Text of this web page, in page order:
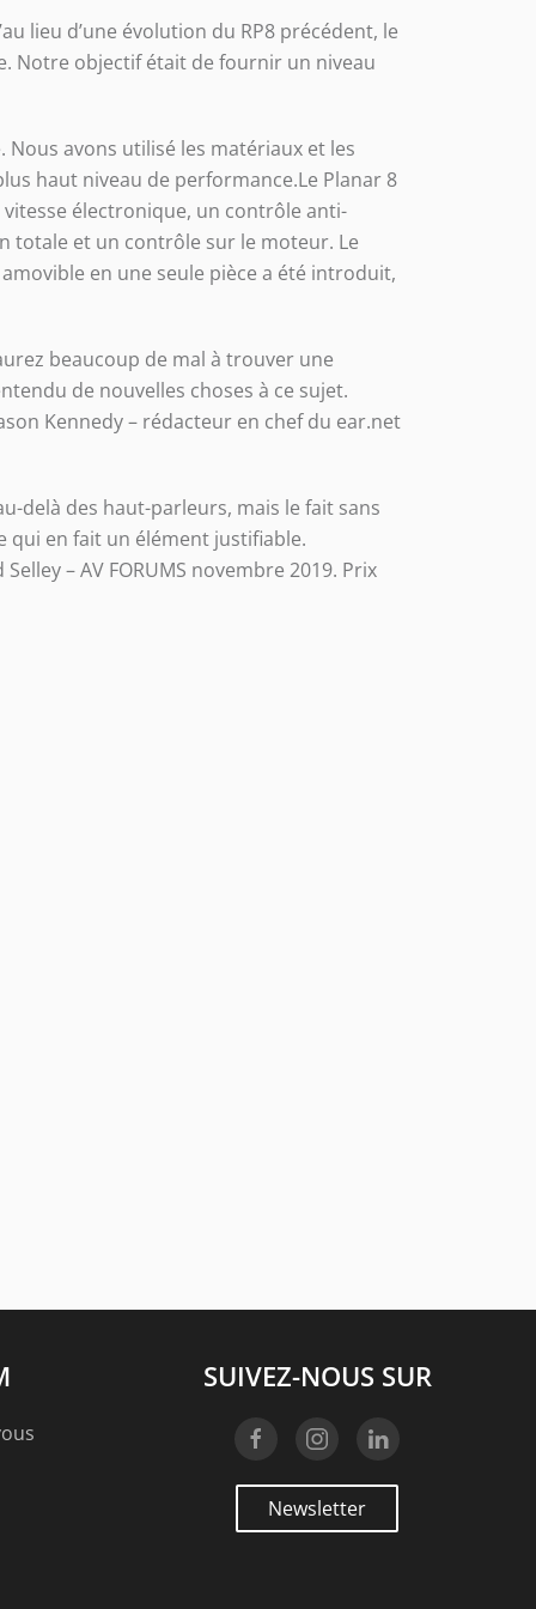
lieu d’une évolution du RP8 précédent, le
Notre objectif était de fournir un niveau
avons utilisé les matériaux et les
haut niveau de performance.Le Planar 8
électronique, un contrôle anti-
totale et un contrôle sur le moteur. Le
en une seule pièce a été introduit,
beaucoup de mal à trouver une
de nouvelles choses à ce sujet.
Kennedy – rédacteur en chef du ear.net
delà des haut-parleurs, mais le fait sans
qui en fait un élément justifiable.
– AV FORUMS novembre 2019. Prix
SUIVEZ-NOUS SUR
Newsletter